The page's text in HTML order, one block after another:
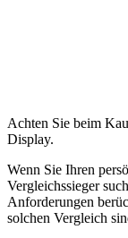
Achten Sie beim
Display.
Wenn Sie Ihren
Vergleichssieger
Anforderungen
solchen Vergleich